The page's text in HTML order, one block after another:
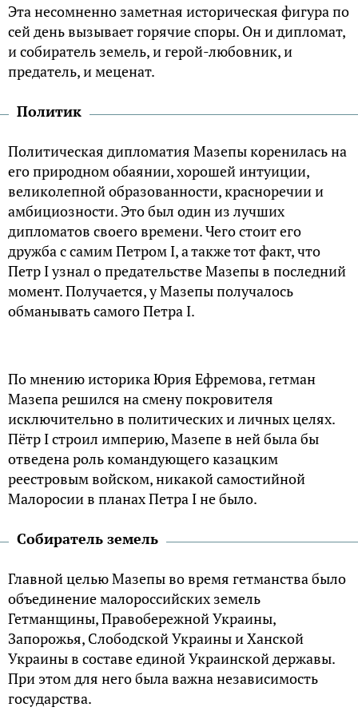
Эта несомненно заметная историческая фигура по
сей день вызывает горячие споры. Он и дипломат,
и собиратель земель, и герой-любовник, и
предатель, и меценат.
Политик
Политическая дипломатия Мазепы коренилась на
его природном обаянии, хорошей интуиции,
великолепной образованности, красноречии и
амбициозности. Это был один из лучших
дипломатов своего времени. Чего стоит его
дружба с самим Петром I, а также тот факт, что
Петр I узнал о предательстве Мазепы в последний
момент. Получается, у Мазепы получалось
обманывать самого Петра I.
По мнению историка Юрия Ефремова, гетман
Мазепа решился на смену покровителя
исключительно в политических и личных целях.
Пётр I строил империю, Мазепе в ней была бы
отведена роль командующего казацким
реестровым войском, никакой самостийной
Малоросии в планах Петра I не было.
Собиратель земель
Главной целью Мазепы во время гетманства было
объединение малороссийских земель
Гетманщины, Правобережной Украины,
Запорожья, Слободской Украины и Ханской
Украины в составе единой Украинской державы.
При этом для него была важна независимость
государства.